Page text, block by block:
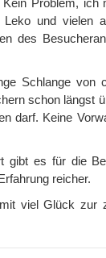
und vielen
des
Schlange von
schon längst
darf. Keine
gibt es für die
reicher.
viel Glück zur